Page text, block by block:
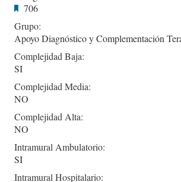
706
Grupo:
Apoyo Diagnóstico y Complementación
Complejidad Baja:
SI
Complejidad Media:
NO
Complejidad Alta:
NO
Intramural Ambulatorio:
SI
Intramural Hospitalario: